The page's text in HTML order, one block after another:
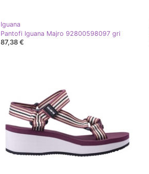
Iguana
Pantofi Iguana Majro 92800598097 gri
87,38 €